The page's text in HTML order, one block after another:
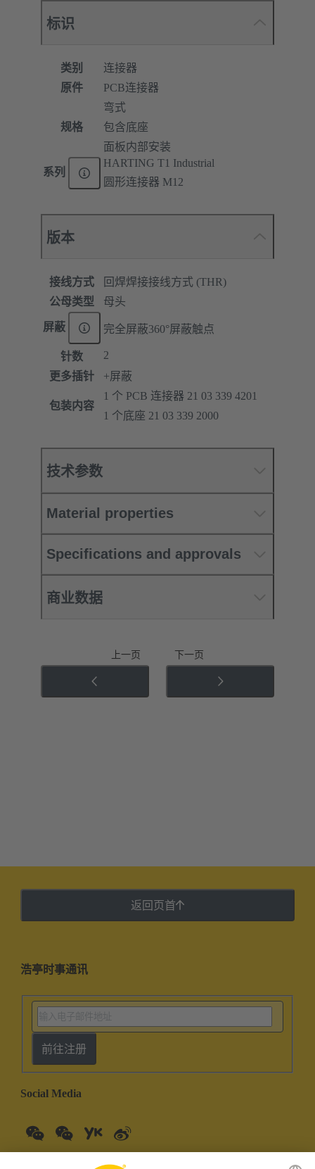
标识
类别
连接器
原件
PCB连接器
规格
弯式
包含底座
面板内部安装
系列
HARTING T1 Industrial
圆形连接器 M12
版本
接线方式
回焊焊接接线方式 (THR)
公母类型
母头
屏蔽 完全屏蔽360°屏蔽触点
针数
2
更多插针
+屏蔽
包装内容
1 个 PCB 连接器 21 03 339 4201
1 个底座 21 03 339 2000
技术参数
Material properties
Specifications and approvals
商业数据
上一页 下一页
返回页首
浩亭时事通讯
前往注册
Social Media